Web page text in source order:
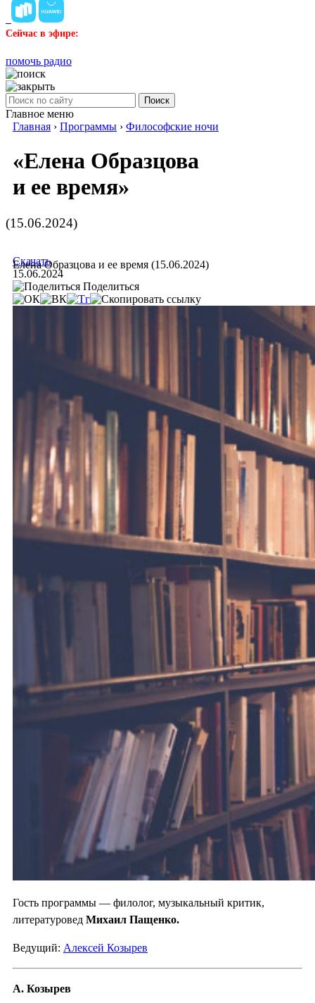
Сейчас в эфире:
помочь радио
Поиск
Главное меню
Главная › Программы › Философские ночи
«Елена Образцова
и ее время»
(15.06.2024)
Елена Образцова и ее время (15.06.2024)
Скачать
15.06.2024
Поделиться
Гость программы — филолог, музыкальный критик,
литературовед Михаил Пащенко.
Ведущий: Алексей Козырев
А. Козырев